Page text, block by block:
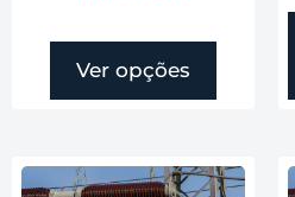
Ver opções